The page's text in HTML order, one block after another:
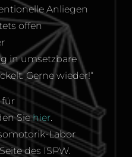
Anliegen
offen
in umsetzbare
Gerne wieder!“
für
Siehier
Labor
des ISPW.